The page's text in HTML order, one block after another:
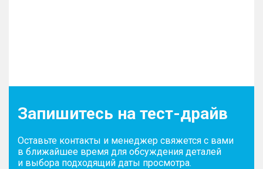
Запишитесь на тест-драйв
Оставьте контакты и менеджер свяжется с вами
в ближайшее время для обсуждения деталей
и выбора подходящий даты просмотра.